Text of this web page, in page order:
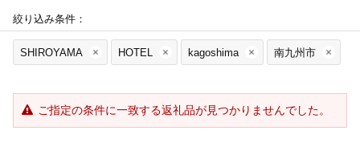
絞り込み条件：
SHIROYAMA HOTEL kagoshima 南九州市
ご指定の条件に一致する返礼品が見つかりませんでした。